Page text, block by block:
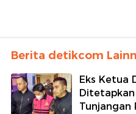
Berita detikcom
Eks Ketua
Ditetapkan
Tunjangan